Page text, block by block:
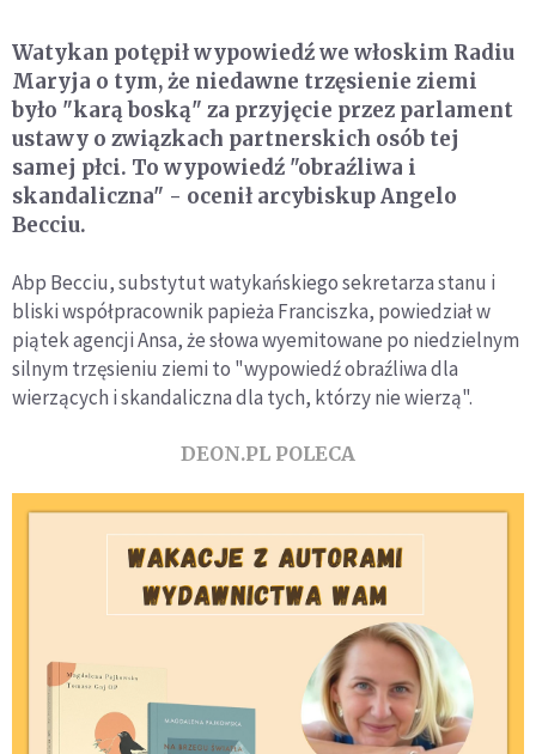
Watykan potępił wypowiedź we włoskim Radiu
Maryja o tym, że niedawne trzęsienie ziemi
było "karą boską" za przyjęcie przez parlament
ustawy o związkach partnerskich osób tej
samej płci. To wypowiedź "obraźliwa i
skandaliczna" - ocenił arcybiskup Angelo
Becciu.
Abp Becciu, substytut watykańskiego sekretarza stanu i
bliski współpracownik papieża Franciszka, powiedział w
piątek agencji Ansa, że słowa wyemitowane po niedzielnym
silnym trzęsieniu ziemi to "wypowiedź obraźliwa dla
wierzących i skandaliczna dla tych, którzy nie wierzą".
DEON.PL POLECA